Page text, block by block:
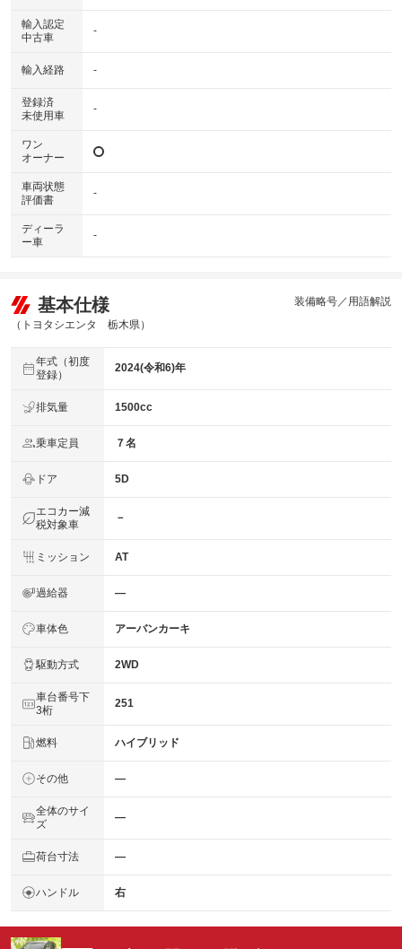
輸入認定
中古車
-
輸入経路 -
登録済
未使用車
-
ワン
オーナー
車両状態
評価書
-
ディーラ
ー車
-
基本仕様
（トヨタシエンタ 栃木県）
装備略号／用語解説
年式（初度
登録）
2024(令和6)年
排気量 1500cc
乗車定員 ７名
ドア 5D
エコカー減
税対象車
－
ミッション AT
過給器 ―
車体色 アーバンカーキ
駆動方式 2WD
車台番号下
3桁
251
燃料 ハイブリッド
その他 ―
全体のサイ
ズ
―
荷台寸法 ―
ハンドル 右